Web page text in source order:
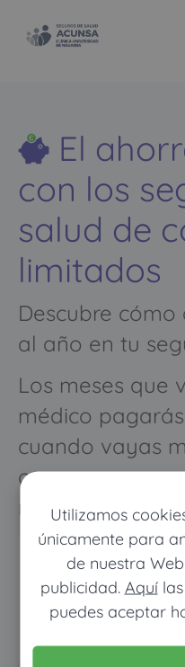
Utilizamos
únicamente para
de nuestra
publicidad. Aquílas
puedes aceptar
El
con los
salud de
limitados
Descubre
al año en tu
Los meses que
médico
cuando vayas
como con un
normal